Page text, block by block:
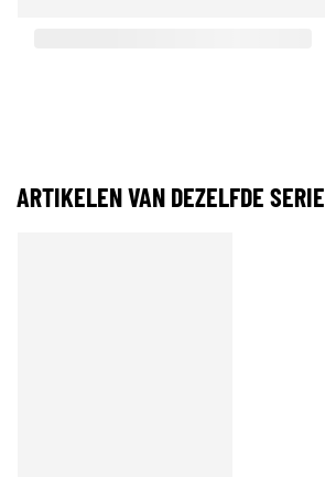
ARTIKELEN VAN DEZELFDE SERIE